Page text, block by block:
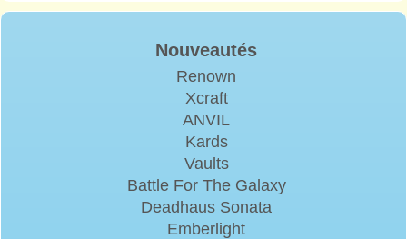
Nouveautés
Renown
Xcraft
ANVIL
Kards
Vaults
Battle For The Galaxy
Deadhaus Sonata
Emberlight